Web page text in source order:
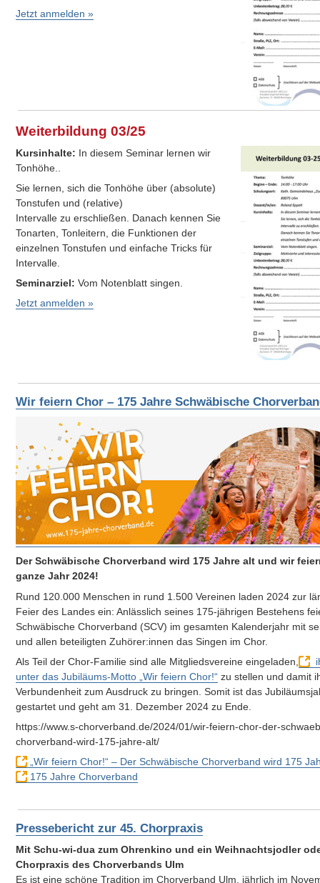
Jetzt anmelden »
Weiterbildung 03/25
Kursinhalte: In diesem Seminar lernen wir
Tonhöhe..
Sie lernen, sich die Tonhöhe über (absolute)
Tonstufen und (relative)
Intervalle zu erschließen. Danach kennen Sie
Tonarten, Tonleitern, die Funktionen der
einzelnen Tonstufen und einfache Tricks für
Intervalle.
Seminarziel: Vom Notenblatt singen.
Jetzt anmelden »
Wir feiern Chor – 175 Jahre Schwäbische
Der Schwäbische Chorverband wird 175 Jahre alt und wir
ganze Jahr 2024!
Rund 120.000 Menschen in rund 1.500 Vereinen laden 2024 zur
Feier des Landes ein: Anlässlich seines 175-jährigen Bestehens
Schwäbische Chorverband (SCV) im gesamten Kalenderjahr mit
und allen beteiligten Zuhörer:innen das Singen im Chor.
Als Teil der Chor-Familie sind alle Mitgliedsvereine eingeladen,
unter das Jubiläums-Motto „Wir feiern Chor!“ zu stellen und damit
Verbundenheit zum Ausdruck zu bringen. Somit ist das
gestartet und geht am 31. Dezember 2024 zu Ende.
https://www.s-chorverband.de/2024/01/wir-feiern-chor-der-
chorverband-wird-175-jahre-alt/
„Wir feiern Chor!“ – Der Schwäbische Chorverband wird 175
175 Jahre Chorverband
Pressebericht zur 45. Chorpraxis
Mit Schu-wi-dua zum Ohrenkino und ein Weihnachtsjodler
Chorpraxis des Chorverbands Ulm
Es ist eine schöne Tradition im Chorverband Ulm, jährlich im